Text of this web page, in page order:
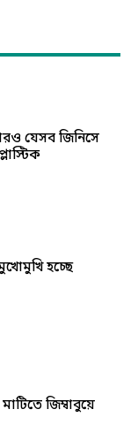
যেসব জিনিসে
হচ্ছে
জিম্বাবুয়ে